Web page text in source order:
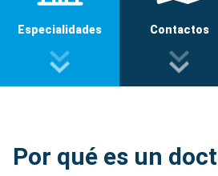
Especialidades Contactos
Por qué es un